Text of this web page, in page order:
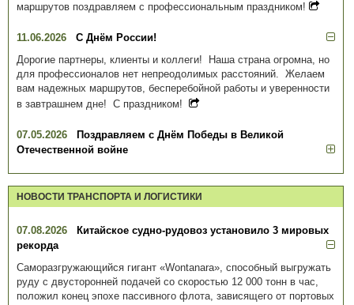
маршрутов поздравляем с профессиональным праздником!
11.06.2026
С Днём России!
Дорогие партнеры, клиенты и коллеги! Наша страна огромна, но
для профессионалов нет непреодолимых расстояний. Желаем
вам надежных маршрутов, бесперебойной работы и уверенности
в завтрашнем дне! С праздником!
07.05.2026
Поздравляем с Днём Победы в Великой
Отечественной войне
НОВОСТИ ТРАНСПОРТА И ЛОГИСТИКИ
07.08.2026
Китайское судно-рудовоз установило 3 мировых
рекорда
Саморазгружающийся гигант «Wontanara», способный выгружать
руду с двусторонней подачей со скоростью 12 000 тонн в час,
положил конец эпохе пассивного флота, зависящего от портовых